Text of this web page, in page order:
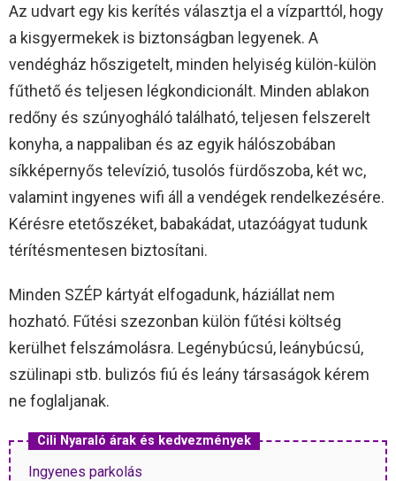
Az udvart egy kis kerítés választja el a vízparttól, hogy
a kisgyermekek is biztonságban legyenek. A
vendégház hőszigetelt, minden helyiség külön-külön
fűthető és teljesen légkondicionált. Minden ablakon
redőny és szúnyogháló található, teljesen felszerelt
konyha, a nappaliban és az egyik hálószobában
síkképernyős televízió, tusolós fürdőszoba, két wc,
valamint ingyenes wifi áll a vendégek rendelkezésére.
Kérésre etetőszéket, babakádat, utazóágyat tudunk
térítésmentesen biztosítani.
Minden SZÉP kártyát elfogadunk, háziállat nem
hozható. Fűtési szezonban külön fűtési költség
kerülhet felszámolásra. Legénybúcsú, leánybúcsú,
szülinapi stb. bulizós fiú és leány társaságok kérem
ne foglaljanak.
Cili Nyaraló árak és kedvezmények
Ingyenes parkolás